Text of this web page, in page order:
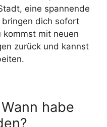
eine spannende
dich sofort
kommst mit neuen
zurück und kannst
habe